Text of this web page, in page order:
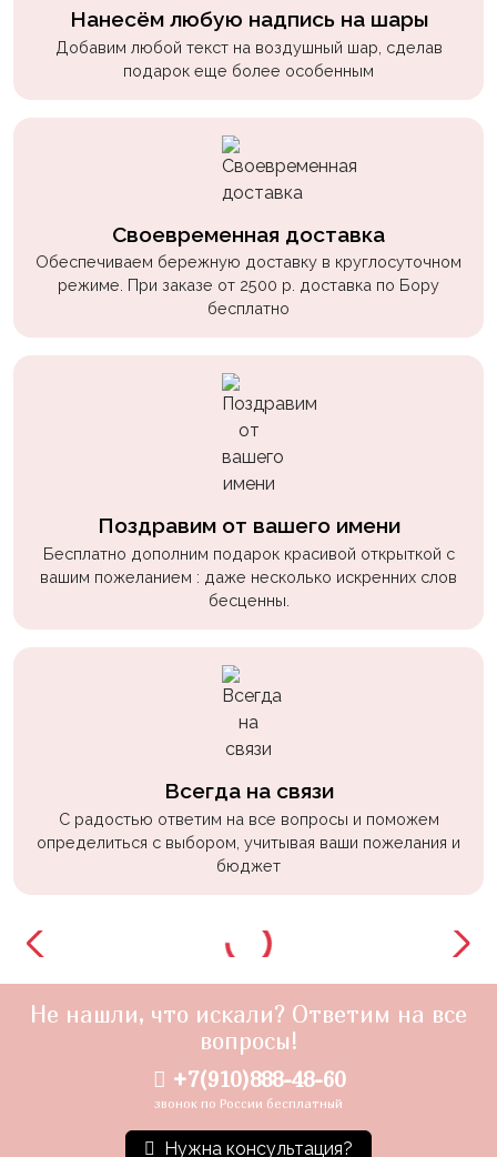
Нанесём любую надпись на шары
Добавим любой текст на воздушный шар, сделав
подарок еще более особенным
Своевременная доставка
Обеспечиваем бережную доставку в круглосуточном
режиме. При заказе от 2500 р. доставка по Бору
бесплатно
Поздравим от вашего имени
Бесплатно дополним подарок красивой открыткой с
вашим пожеланием : даже несколько искренних слов
бесценны.
Всегда на связи
С радостью ответим на все вопросы и поможем
определиться с выбором, учитывая ваши пожелания и
бюджет
Не нашли, что искали? Ответим на все
вопросы!
+7(910)888-48-60
звонок по России бесплатный
Нужна консультация?
Музыка
Ферма